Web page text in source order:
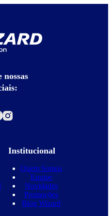
nossas
Institucional
Quem Somos
Equipe
Novidades
Promoções
Blog Wizard